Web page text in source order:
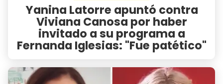
Yanina Latorre apuntó contra
Viviana Canosa por haber
invitado a su programa a
Fernanda Iglesias: "Fue patético"